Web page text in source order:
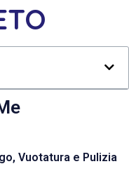
Vuotatura e Pulizia